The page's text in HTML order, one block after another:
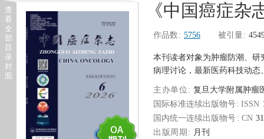
《中国癌症杂
作品数 5756 被引量
查
看
全
部
目
录
封
面
本刊读者对象为肿瘤防潮、
病理讨论，最新医药科技动
主办单位
复旦大学附属肿瘤
国际标准连续出版物号
国内统一连续出版物号
出版周期
月刊